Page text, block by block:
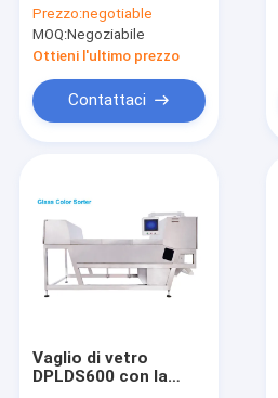
per i cocci di vetro
Prezzo:negotiable
MOQ:Negoziabile
Ottieni l'ultimo prezzo
Contattaci
Vaglio di vetro
DPLDS600 con la